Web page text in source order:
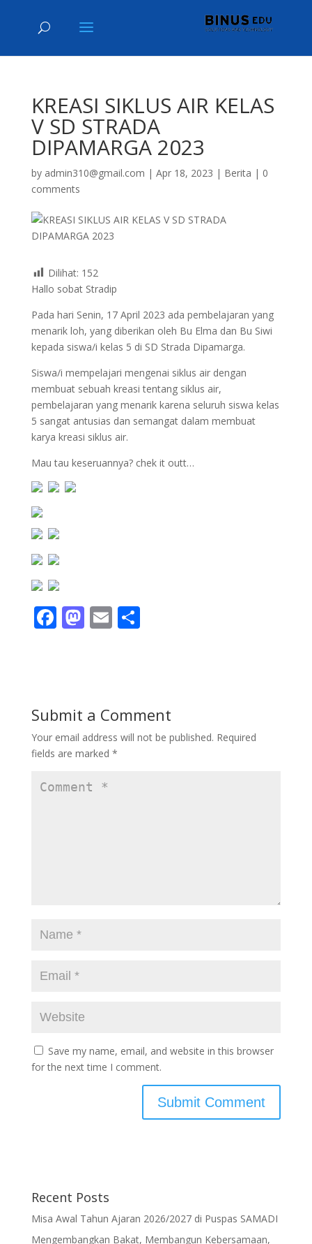
KREASI SIKLUS AIR KELAS
V SD STRADA
DIPAMARGA 2023
by admin310@gmail.com | Apr 18, 2023 | Berita | 0
comments
Dilihat: 152
Hallo sobat Stradip
Pada hari Senin, 17 April 2023 ada pembelajaran yang
menarik loh, yang diberikan oleh Bu Elma dan Bu Siwi
kepada siswa/i kelas 5 di SD Strada Dipamarga.
Siswa/i mempelajari mengenai siklus air dengan
membuat sebuah kreasi tentang siklus air,
pembelajaran yang menarik karena seluruh siswa kelas
5 sangat antusias dan semangat dalam membuat
karya kreasi siklus air.
Mau tau keseruannya? chek it outt…
F
o
o
k
M
o
n
E S
Submit a Comment
Your email address will not be published. Required
fields are marked *
Save my name, email, and website in this browser
for the next time I comment.
Recent Posts
Misa Awal Tahun Ajaran 2026/2027 di Puspas SAMADI
Mengembangkan Bakat, Membangun Kebersamaan,